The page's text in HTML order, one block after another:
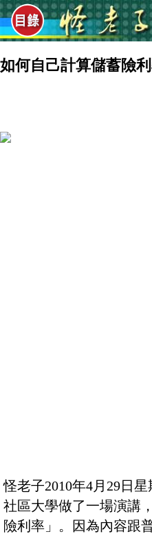
如何自己計算儲蓄險
怪老子2010年4月29日
社區大學做了一場演講
險利率」。因為內容跟